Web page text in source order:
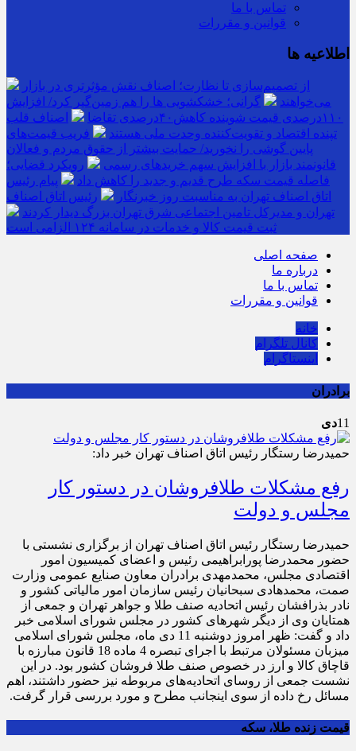
تماس با ما
قوانین و مقررات
اطلاعیه ها
از تصمیم‌سازی تا نظارت؛ اصناف نقش مؤثرتری در بازار
می‌خواهند
گرانی؛ خشکشویی‌ ها را هم زمین‌گیر کرد/ افزایش
۱۱۰درصدی قیمت شوینده کاهش۴۰درصدی تقاضا
اصناف قلب
تپنده اقتصاد و تقویت‌کننده وحدت ملی هستند
فریب قیمت‌های
پایین گوشی را نخورید/ حمایت بیشتر از حقوق مردم و فعالان
قانونمند بازار با افزایش سهم خریدهای رسمی
رویکرد قضایی؛
فاصله قیمت سکه طرح قدیم و جدید را کاهش داد
پیام رئیس
اتاق اصناف تهران به مناسبت روز خبرنگار
رئیس اتاق اصناف
تهران و مدیرکل تامین اجتماعی شرق تهران بزرگ دیدار کردند
ثبت قیمت کالا و خدمات در سامانه ۱۲۴ الزامی است
صفحه اصلی
درباره ما
تماس با ما
قوانین و مقررات
خانه
کانال تلگرام
اینستاگرام
برادران
11دی
حمیدرضا رستگار رئیس اتاق اصناف تهران خبر داد:
رفع مشکلات طلافروشان در دستور کار
مجلس و دولت
حمیدرضا رستگار رئیس اتاق اصناف تهران از برگزاری نشستی با
حضور محمدرضا پورابراهیمی رئیس و اعضای کمیسیون امور
اقتصادی مجلس، محمدمهدی برادران معاون صنایع عمومی وزارت
صمت، محمدهادی سبحانیان رئیس سازمان امور مالیاتی کشور و
نادر بذرافشان رئیس اتحادیه صنف طلا و جواهر تهران و جمعی از
همتایان وی از دیگر شهرهای کشور در مجلس شورای اسلامی خبر
داد و گفت: ظهر امروز دوشنبه 11 دی ماه، مجلس شورای اسلامی
میزبان مسئولان مرتبط با اجرای تبصره 4 ماده 18 قانون مبارزه با
قاچاق کالا و ارز در خصوص صنف طلا فروشان کشور بود. در این
نشست جمعی از روسای اتحادیه‌های مربوطه نیز حضور داشتند، اهم
مسائل رخ داده از سوی اینجانب مطرح و مورد بررسی قرار گرفت.
قیمت زنده طلا، سکه